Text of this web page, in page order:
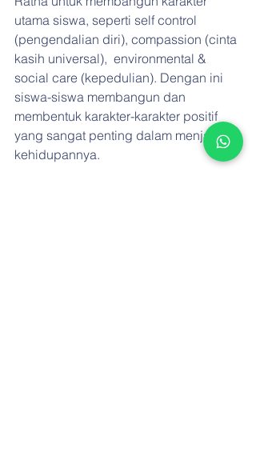
utama siswa, seperti self control
(pengendalian diri), compassion (cinta
kasih universal),  environmental &
social care (kepedulian). Dengan ini
siswa-siswa membangun dan
membentuk karakter-karakter positif
yang sangat penting dalam menjalani
kehidupannya.